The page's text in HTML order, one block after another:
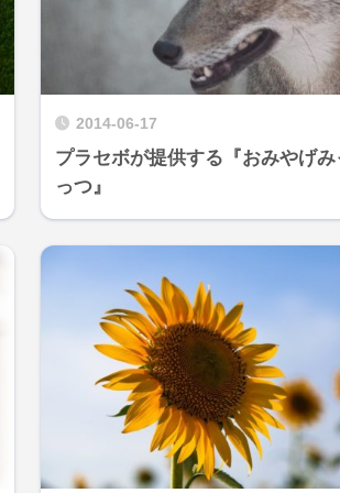
2014-06-17
プラセボが提供する『おみやげ
っつ』